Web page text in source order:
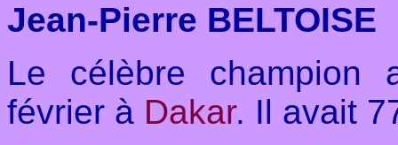
Jean-Pierre BELTOISE
Le célèbre champion
février à Dakar. Il avait